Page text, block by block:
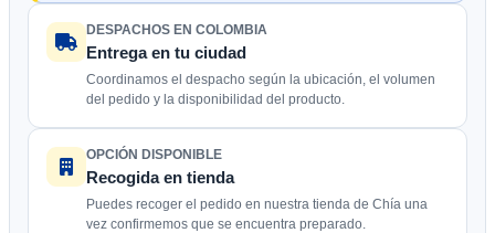
DESPACHOS EN COLOMBIA
Entrega en tu ciudad
Coordinamos el despacho según la ubicación, el volumen
del pedido y la disponibilidad del producto.
OPCIÓN DISPONIBLE
Recogida en tienda
Puedes recoger el pedido en nuestra tienda de Chía una
vez confirmemos que se encuentra preparado.